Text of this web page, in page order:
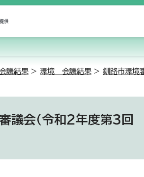
会議結果 > 環境 会議結果 > 釧路市環境
議会（令和2年度第3